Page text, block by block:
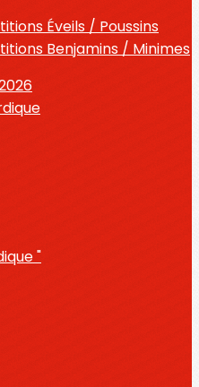
Éveils / Poussins
Benjamins / Minimes
"